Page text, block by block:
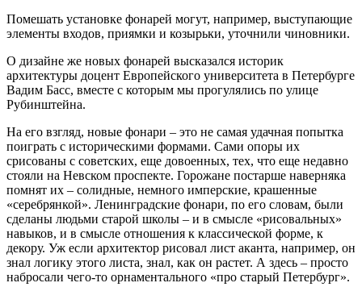
Помешать установке фонарей могут, например, выступающие
элементы входов, приямки и козырьки, уточнили чиновники.
О дизайне же новых фонарей высказался историк
архитектуры доцент Европейского университета в Петербурге
Вадим Басс, вместе с которым мы прогулялись по улице
Рубинштейна.
На его взгляд, новые фонари – это не самая удачная попытка
поиграть с историческими формами. Сами опоры их
срисованы с советских, еще довоенных, тех, что еще недавно
стояли на Невском проспекте. Горожане постарше наверняка
помнят их – солидные, немного имперские, крашенные
«серебрянкой». Ленинградские фонари, по его словам, были
сделаны людьми старой школы – и в смысле «рисовальных»
навыков, и в смысле отношения к классической форме, к
декору. Уж если архитектор рисовал лист аканта, например, он
знал логику этого листа, знал, как он растет. А здесь – просто
набросали чего-то орнаментального «про старый Петербург».